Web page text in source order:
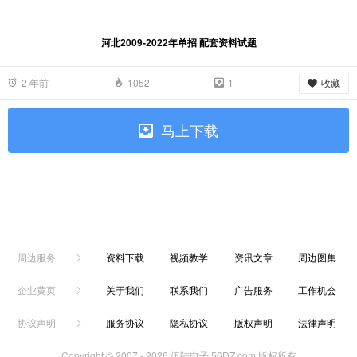
河北2009-2022年单招 配套资料试题
2 年前 1052 1 收藏
马上下载
周边服务 资料下载 视频教学 资讯文章 周边图集
企业黄页 关于我们 联系我们 广告服务 工作机会
协议声明 服务协议 隐私协议 版权声明 法律声明